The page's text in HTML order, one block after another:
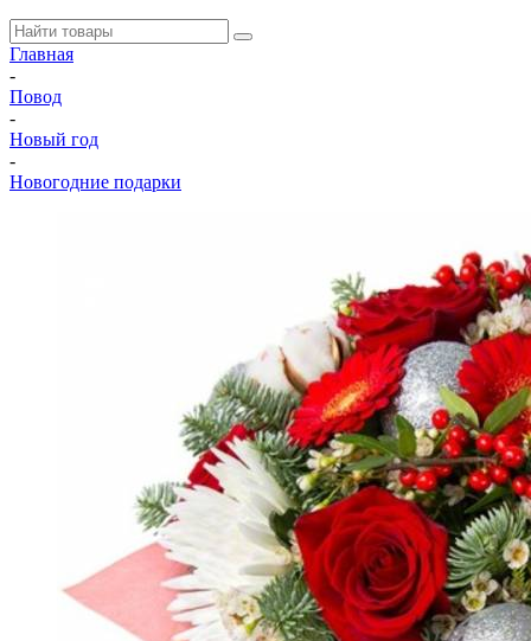
Главная
-
Повод
-
Новый год
-
Новогодние подарки